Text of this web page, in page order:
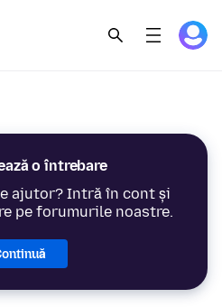
o întrebare
ajutor? Intră în cont și
pe forumurile noastre.